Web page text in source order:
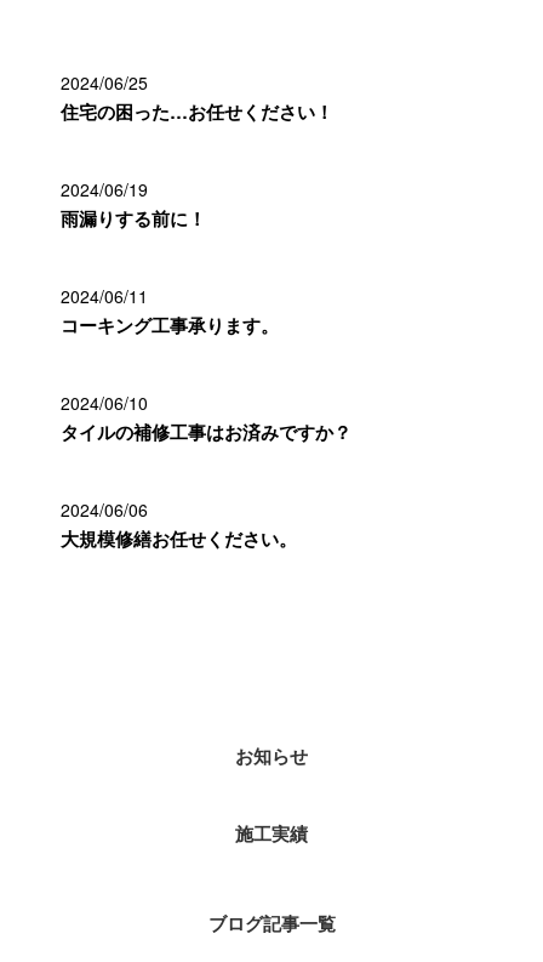
2024/06/25
住宅の困った…お任せください！
2024/06/19
雨漏りする前に！
2024/06/11
コーキング工事承ります。
2024/06/10
タイルの補修工事はお済みですか？
2024/06/06
大規模修繕お任せください。
お知らせ
施工実績
ブログ記事一覧